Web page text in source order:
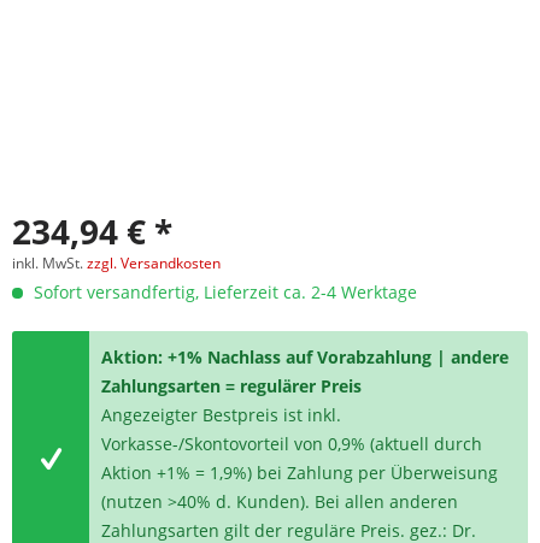
234,94 € *
inkl. MwSt.zzgl. Versandkosten
Sofort versandfertig, Lieferzeit ca. 2-4 Werktage
Aktion: +1% Nachlass auf Vorabzahlung | andere
Zahlungsarten = regulärer Preis
Angezeigter Bestpreis ist inkl.
Vorkasse-/Skontovorteil von 0,9% (aktuell durch
Aktion +1% = 1,9%) bei Zahlung per Überweisung
(nutzen >40% d. Kunden). Bei allen anderen
Zahlungsarten gilt der reguläre Preis. gez.: Dr.